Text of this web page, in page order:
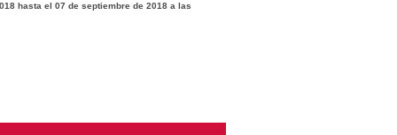
hasta el 07 de septiembre de 2018 a las